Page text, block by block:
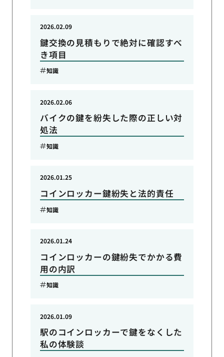
鍵交換の見積もりで絶対に確認すべ
き項目
2026.02.09
知識
バイクの鍵を紛失した際の正しい対
処法
2026.02.06
知識
コインロッカー鍵紛失と法的責任
2026.01.25
知識
コインロッカーの鍵紛失でかかる費
用の内訳
2026.01.24
知識
駅のコインロッカーで鍵をなくした
私の体験談
2026.01.09